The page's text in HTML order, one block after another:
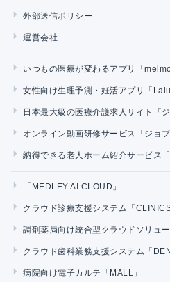
外部送信ポリシー
運営会社
いつもの医療が変わるアプリ「melmo
女性向け生理予測・妊活アプリ「
日本最大級の医療介護求人サイト「
オンライン動画研修サービス「ジョ
納得できる老人ホーム紹介サービス「
「MEDLEY AI CLOUD」
クラウド診療支援システム「CLINICS
調剤薬局向け統合型クラウドソリュ
クラウド歯科業務支援システム「
病院向け電子カルテ「MALL」